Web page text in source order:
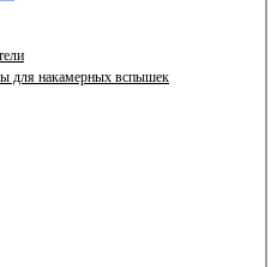
для накамерных вспышек